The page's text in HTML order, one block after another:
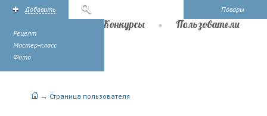
Повары
Добавить
Рецепт
Мастер-класс
Фото
Конкурсы Пользователи
→ Страница пользователя